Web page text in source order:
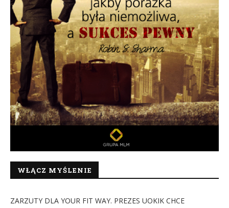
WŁĄCZ MYŚLENIE
ZARZUTY DLA YOUR FIT WAY. PREZES UOKIK CHCE